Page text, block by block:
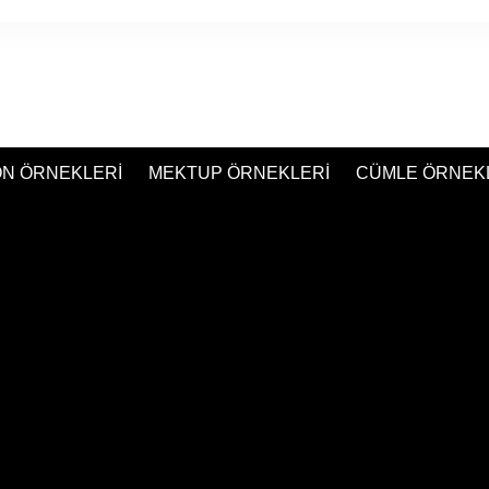
ÖRNEKLERİ MEKTUP ÖRNEKLERİ CÜMLE